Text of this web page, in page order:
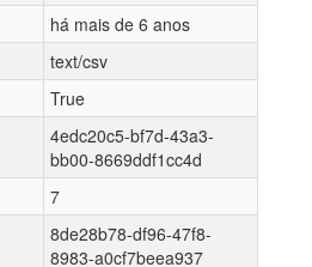
há mais de 6 anos
text/csv
True
4edc20c5-bf7d-43a3-
bb00-8669ddf1cc4d
7
8de28b78-df96-47f8-
8983-a0cf7beea937